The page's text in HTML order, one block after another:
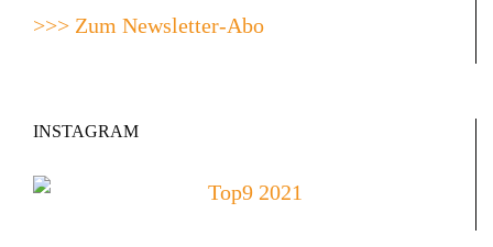
>>> Zum Newsletter-Abo
INSTAGRAM